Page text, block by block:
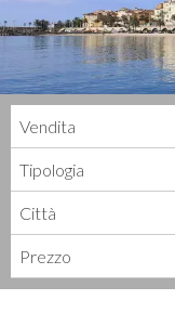
Vendita
Tipologia
Città
Prezzo